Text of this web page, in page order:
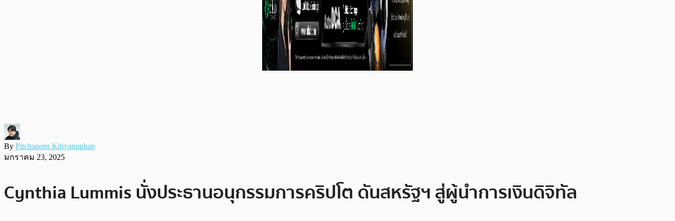
By Pitchaporn Kitiyanuphap
มกราคม 23, 2025
Cynthia Lummis นั่งประธานอนุกรรมการคริปโต ดันสหรัฐฯ สู่ผู้นำการเงินดิจิทัล